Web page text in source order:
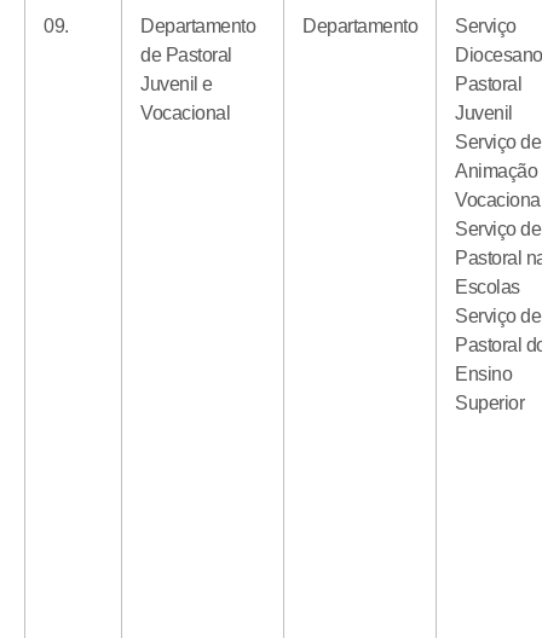
09.
Departamento
de Pastoral
Juvenil e
Vocacional
Departamento
Serviço
Pastoral
Juvenil
Serviço de
Animação
Serviço de
Pastoral
Escolas
Serviço de
Pastoral
Ensino
Superior